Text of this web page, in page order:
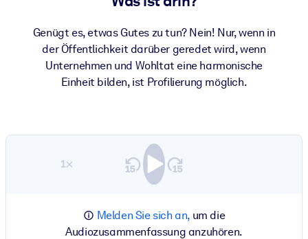
Genügt es, etwas Gutes zu tun? Nein! Nur, wenn in
der Öffentlichkeit darüber geredet wird, wenn
Unternehmen und Wohltat eine harmonische
Einheit bilden, ist Profilierung möglich.
1×
Melden Sie sich an,um die
Audiozusammenfassung anzuhören.